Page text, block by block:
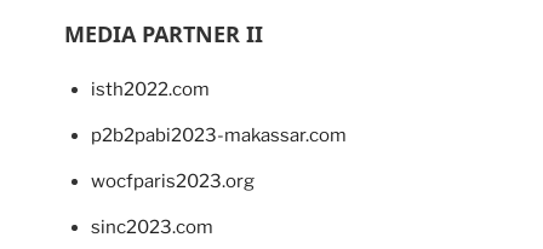
MEDIA PARTNER II
isth2022.com
p2b2pabi2023-makassar.com
wocfparis2023.org
sinc2023.com